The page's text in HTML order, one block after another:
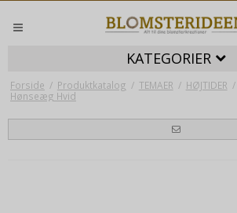
KATEGORIER
Forside / Produktkatalog / TEMAER / HØJTIDER /
Hønseæg Hvid